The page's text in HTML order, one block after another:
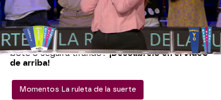
El problema es que el panel no estaba lo
suficientemente relleno y Lydia tiene muchas
dudas sobre cuál es la respuesta correcta. ¿Se
arriesgará a resolver para intentar conseguir el
bote o seguirá tirando?¡Descúbrelo en el video
de arriba!
Momentos La ruleta de la suerte